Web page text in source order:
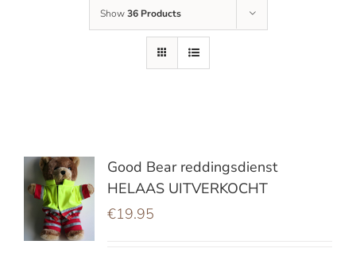
Show36 Products
Good Bear reddingsdienst
HELAAS UITVERKOCHT
€19.95